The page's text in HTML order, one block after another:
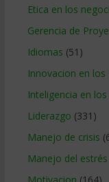
Etica en los
Gerencia de
Idiomas (51)
Innovacion en
Inteligencia en
Liderazgo (331)
Manejo de crisis
Manejo del estrés